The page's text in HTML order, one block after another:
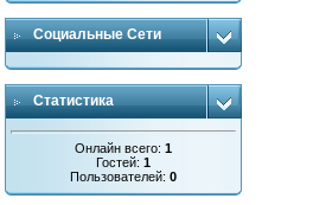
Социальные Сети
Статистика
Онлайн всего:1
Гостей:1
Пользователей:0